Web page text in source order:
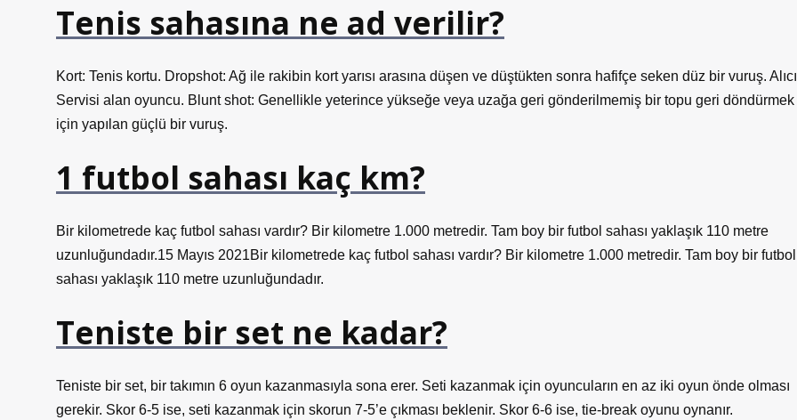
Tenis sahasına ne ad verilir?
Kort: Tenis kortu. Dropshot: Ağ ile rakibin kort yarısı arasına düşen ve düştükten sonra hafifçe seken düz bir vuruş.
Servisi alan oyuncu. Blunt shot: Genellikle yeterince yükseğe veya uzağa geri gönderilmemiş bir topu geri döndürmek
için yapılan güçlü bir vuruş.
1 futbol sahası kaç km?
Bir kilometrede kaç futbol sahası vardır? Bir kilometre 1.000 metredir. Tam boy bir futbol sahası yaklaşık 110 metre
uzunluğundadır.15 Mayıs 2021Bir kilometrede kaç futbol sahası vardır? Bir kilometre 1.000 metredir. Tam boy bir futbol
sahası yaklaşık 110 metre uzunluğundadır.
Teniste bir set ne kadar?
Teniste bir set, bir takımın 6 oyun kazanmasıyla sona erer. Seti kazanmak için oyuncuların en az iki oyun önde olması
gerekir. Skor 6-5 ise, seti kazanmak için skorun 7-5’e çıkması beklenir. Skor 6-6 ise, tie-break oyunu oynanır.